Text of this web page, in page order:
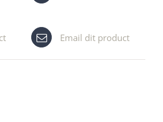
Email dit product